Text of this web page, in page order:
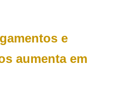
e
aumenta em